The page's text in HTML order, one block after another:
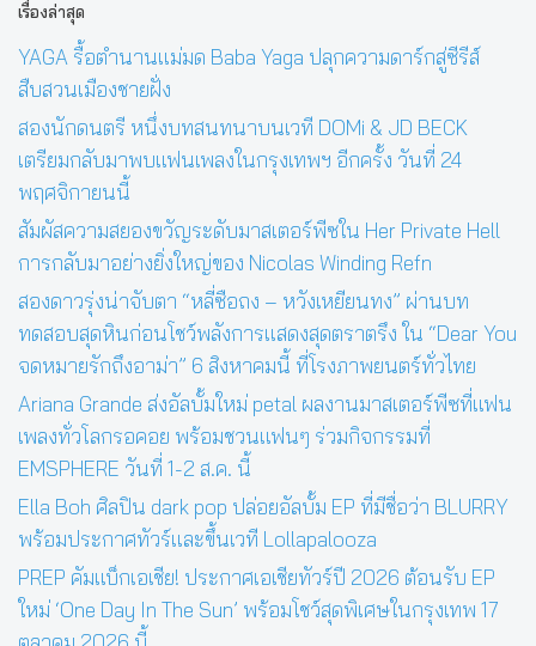
เรื่องล่าสุด
YAGA รื้อตำนานแม่มด Baba Yaga ปลุกความดาร์กสู่ซีรีส์
สืบสวนเมืองชายฝั่ง
สองนักดนตรี หนึ่งบทสนทนาบนเวที DOMi & JD BECK
เตรียมกลับมาพบแฟนเพลงในกรุงเทพฯ อีกครั้ง วันที่ 24
พฤศจิกายนนี้
สัมผัสความสยองขวัญระดับมาสเตอร์พีซใน Her Private Hell
การกลับมาอย่างยิ่งใหญ่ของ Nicolas Winding Refn
สองดาวรุ่งน่าจับตา “หลี่ซือถง – หวังเหยียนทง” ผ่านบท
ทดสอบสุดหินก่อนโชว์พลังการแสดงสุดตราตรึง ใน “Dear You
จดหมายรักถึงอาม่า” 6 สิงหาคมนี้ ที่โรงภาพยนตร์ทั่วไทย
Ariana Grande ส่งอัลบั้มใหม่ petal ผลงานมาสเตอร์พีซที่แฟน
เพลงทั่วโลกรอคอย พร้อมชวนแฟนๆ ร่วมกิจกรรมที่
EMSPHERE วันที่ 1-2 ส.ค. นี้
Ella Boh ศิลปิน dark pop ปล่อยอัลบั้ม EP ที่มีชื่อว่า BLURRY
พร้อมประกาศทัวร์และขึ้นเวที Lollapalooza
PREP คัมแบ็กเอเชีย! ประกาศเอเชียทัวร์ปี 2026 ต้อนรับ EP
ใหม่ ‘One Day In The Sun’ พร้อมโชว์สุดพิเศษในกรุงเทพ 17